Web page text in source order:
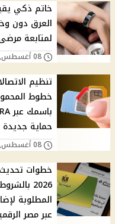
خاتم ذكي
العرق دون
لمتابعة
08 أغسطس, 2026 06:00 ص
تنظيم
خطوط
حماية جديدة
08 أغسطس, 2026 05:00 ص
خطوات
2026
المطلوبة
عبر مصر